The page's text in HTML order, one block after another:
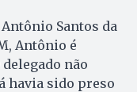
Santos da
Antônio é
não
havia sido preso